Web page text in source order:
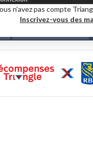
n’avez pas compte
Inscrivez-vous des
Nouveautés et